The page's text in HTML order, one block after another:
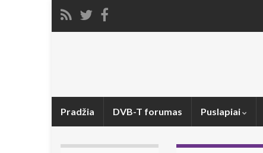
Pradžia DVB-T forumas Puslapiai